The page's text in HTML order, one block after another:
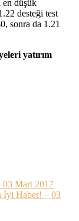
en düşük
desteği test
sonra da 1.21
yatırım
03 Mart 2017
İyi Haber! – 03